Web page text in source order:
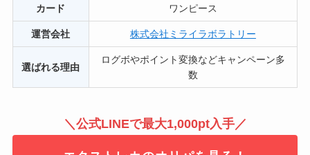
カード
ワンピース
運営会社 株式会社ミライラボラトリー
選ばれる理由
ログボやポイント変換などキャンペーン多
数
＼公式LINEで最大1,000pt入手／